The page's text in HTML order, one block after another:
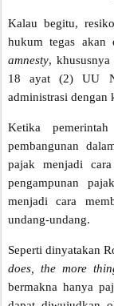
Kalau begitu,
hukum tegas akan
amnesty,
18 ayat (2) UU
administrasi dengan
Ketika
pembangunan
pajak menjadi
pengampunan
menjadi cara
undang-undang.
Seperti dinyatakan
does, the more
bermakna hanya